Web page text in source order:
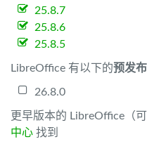
25.8.7
25.8.6
25.8.5
LibreOffice 有以下的预发
26.8.0
更早版本的 LibreOffice（
中心 找到